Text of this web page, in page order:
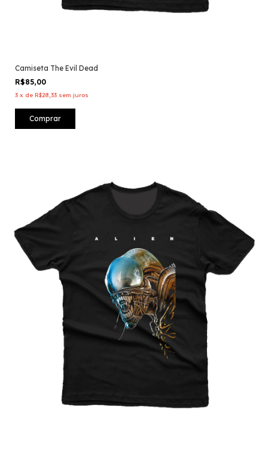
Camiseta The Evil Dead
R$85,00
3 x de R$28,33 sem juros
Comprar